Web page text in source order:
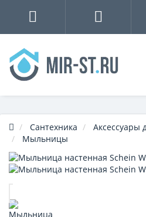
Сантехника
Аксессуары
Мыльницы